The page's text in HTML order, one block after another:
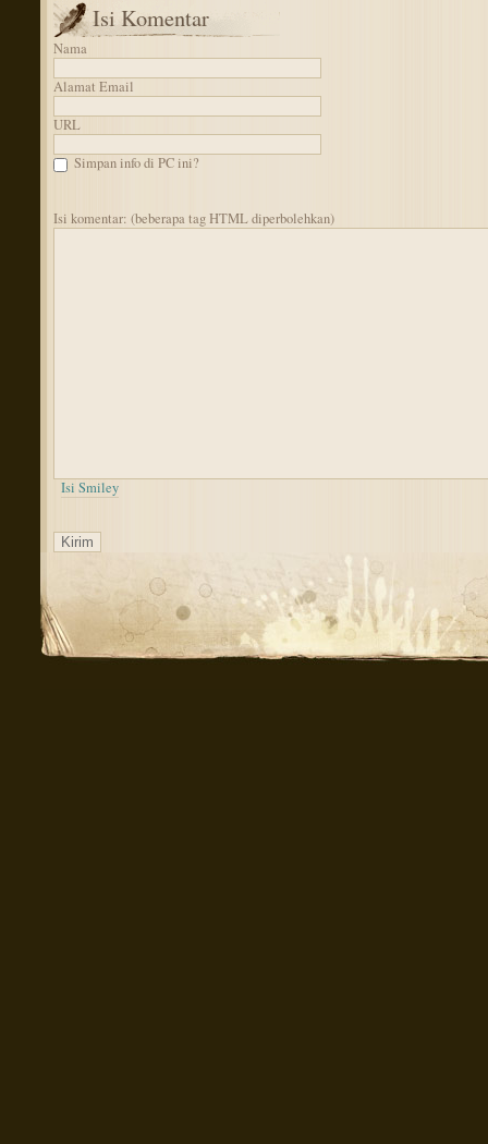
Isi Komentar
Nama
Alamat Email
URL
Simpan info di PC ini?
Isi komentar: (beberapa tag HTML diperbolehkan)
Isi Smiley